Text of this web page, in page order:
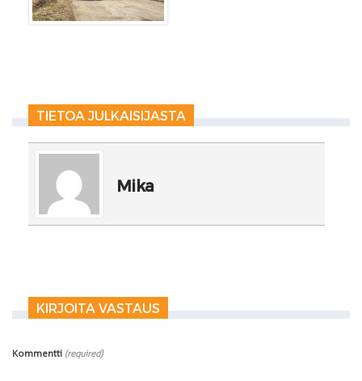
TIETOA JULKAISIJASTA
Mika
KIRJOITA VASTAUS
Kommentti (required)